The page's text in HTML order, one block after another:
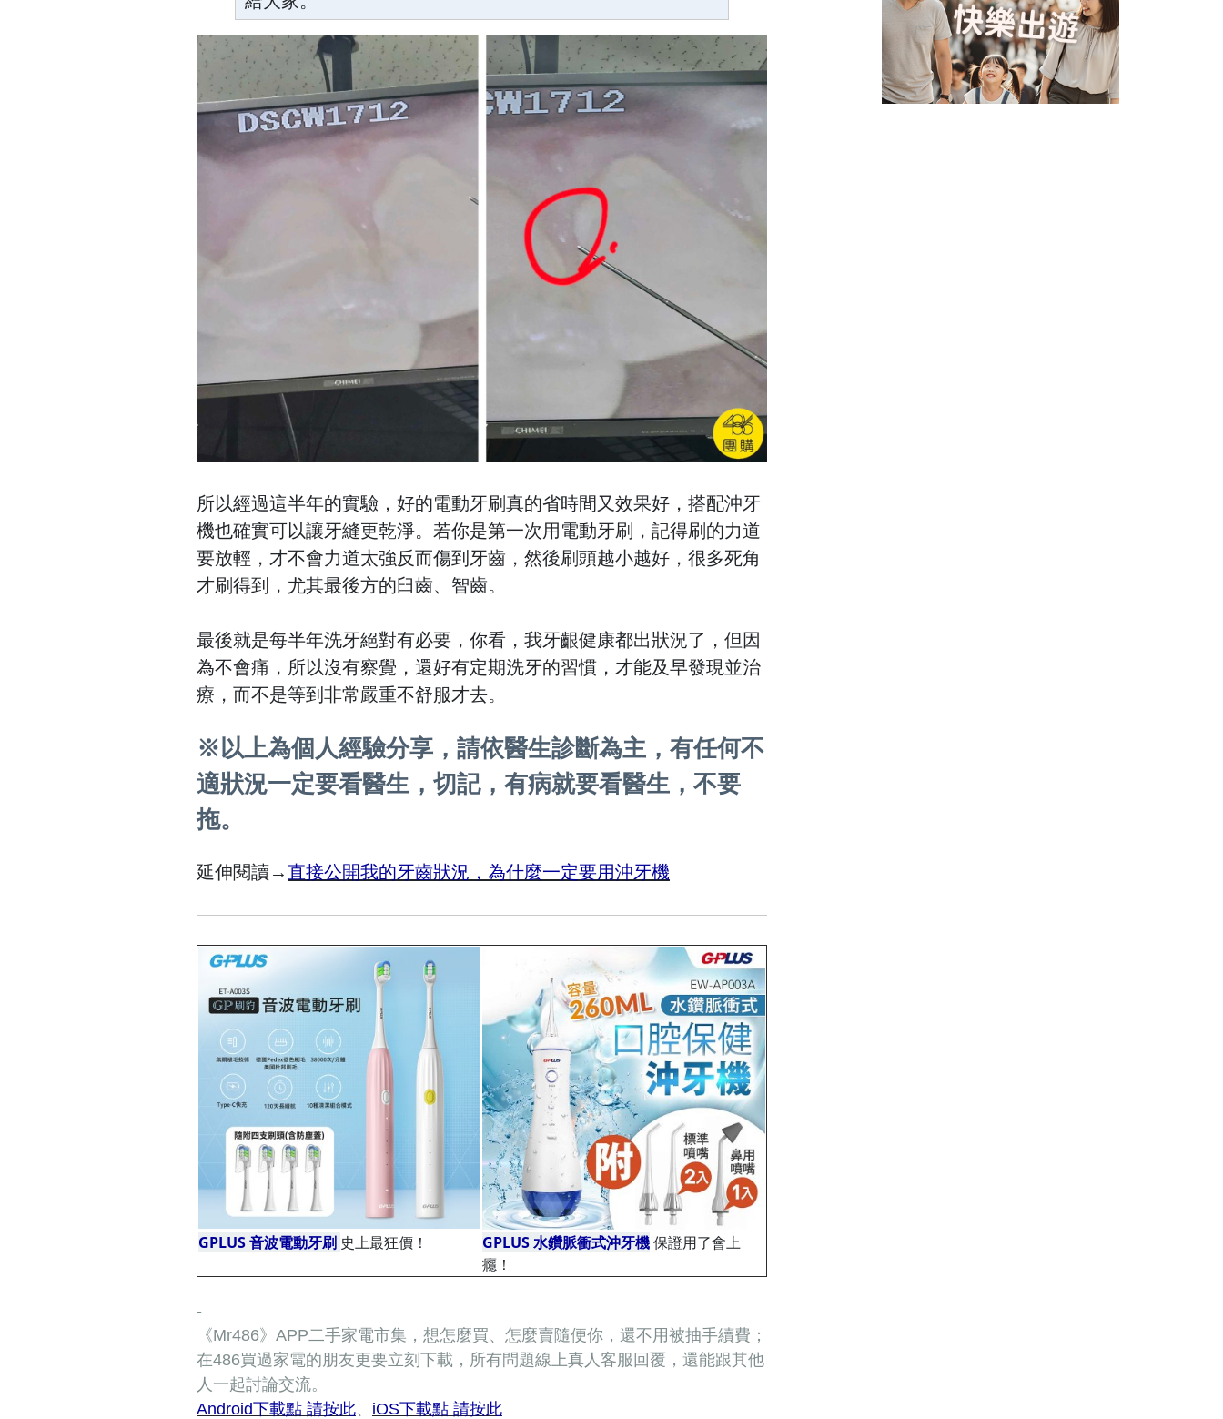
所以經過這半年的實驗，好的電動牙刷真的省時間又效果好，搭配沖牙
機也確實可以讓牙縫更乾淨。若你是第一次用電動牙刷，記得刷的力道
要放輕，才不會力道太強反而傷到牙齒，然後刷頭越小越好，很多死角
才刷得到，尤其最後方的臼齒、智齒。
最後就是每半年洗牙絕對有必要，你看，我牙齦健康都出狀況了，但因
為不會痛，所以沒有察覺，還好有定期洗牙的習慣，才能及早發現並治
療，而不是等到非常嚴重不舒服才去。
※以上為個人經驗分享，請依醫生診斷為主，有任何不
適狀況一定要看醫生，切記，有病就要看醫生，不要
拖。
延伸閱讀→直接公開我的牙齒狀況，為什麼一定要用沖牙機
GPLUS 音波電動牙刷 史上最狂價！ GPLUS 水鑽脈衝式沖牙機保證用了會上
癮！
-
《Mr486》APP二手家電市集，想怎麼買、怎麼賣隨便你，還不用被抽手續費；
在486買過家電的朋友更要立刻下載，所有問題線上真人客服回覆，還能跟其他
人一起討論交流。
Android下載點 請按此、 iOS下載點 請按此